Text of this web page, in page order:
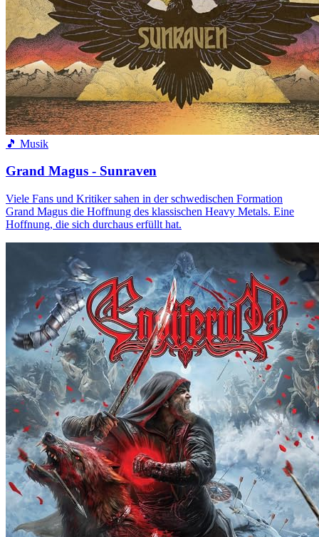
🎵 Musik
Grand Magus - Sunraven
Viele Fans und Kritiker sahen in der schwedischen Formation
Grand Magus die Hoffnung des klassischen Heavy Metals. Eine
Hoffnung, die sich durchaus erfüllt hat.